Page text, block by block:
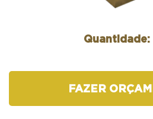
Quantidade:
FAZER